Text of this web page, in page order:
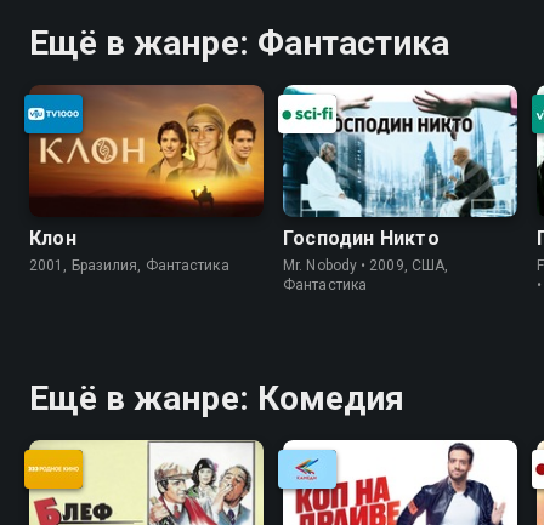
Ещё в жанре: Фантастика
Клон
2001, Бразилия, Фантастика
Господин Никто
Mr. Nobody • 2009, США,
Фантастика
Ещё в жанре: Комедия